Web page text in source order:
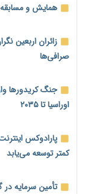
همایش و مسابقه
زائران اربعین
صرافی‌ها
اوراسیا تا ۲۰۳۵
پارادوکس
کمتر توسعه می‌یابد
تأمین سرمایه